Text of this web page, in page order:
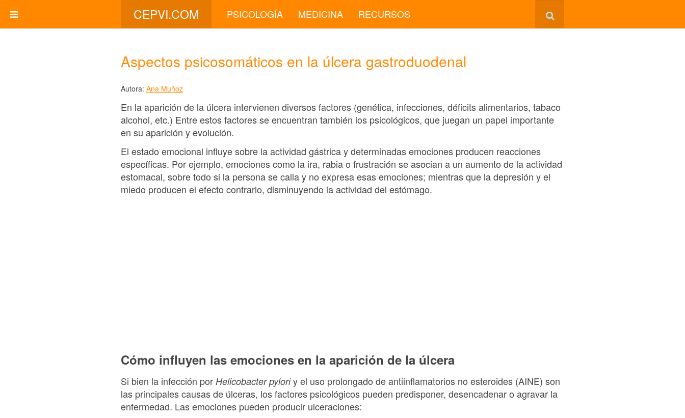
CEPVI.COM PSICOLOGÍA MEDICINA RECURSOS
Aspectos psicosomáticos en la úlcera gastroduodenal
Autora: Ana Muñoz
En la aparición de la úlcera intervienen diversos factores (genética, infecciones, déficits alimentarios, tabaco
alcohol, etc.) Entre estos factores se encuentran también los psicológicos, que juegan un papel importante
en su aparición y evolución.
El estado emocional influye sobre la actividad gástrica y determinadas emociones producen reacciones
específicas. Por ejemplo, emociones como la ira, rabia o frustración se asocian a un aumento de la actividad
estomacal, sobre todo si la persona se calla y no expresa esas emociones; mientras que la depresión y el
miedo producen el efecto contrario, disminuyendo la actividad del estómago.
Cómo influyen las emociones en la aparición de la úlcera
Si bien la infección por Helicobacter pyloriy el uso prolongado de antiinflamatorios no esteroides (AINE) son
las principales causas de úlceras, los factores psicológicos pueden predisponer, desencadenar o agravar la
enfermedad. Las emociones pueden producir ulceraciones: